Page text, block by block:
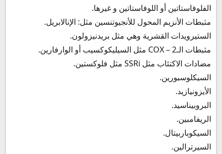
الفلوفاستاتين أو اللوفاستاتين و غيرها.
مثبطات الأنزيم المحول للأنجيوتنسين مثل: الإنالابريل.
الستيرويدات القشرية وهي مثل بريدنيزولون.
مثبطات الـCOX – 2 مثل السيليكوكسيب أو الوارفارين.
مضادات الاكتئاب مثل SSRi مثل فلوكستين.
السيكلوسبورين.
الأيزونيازيد.
البروبيناسيد.
الريفامبين.
السيكوباربيتال.
السيرترالين.